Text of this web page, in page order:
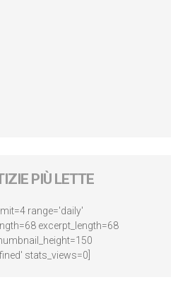
PIÙ LETTE
range='daily'
excerpt_length=68
stats_views=0]